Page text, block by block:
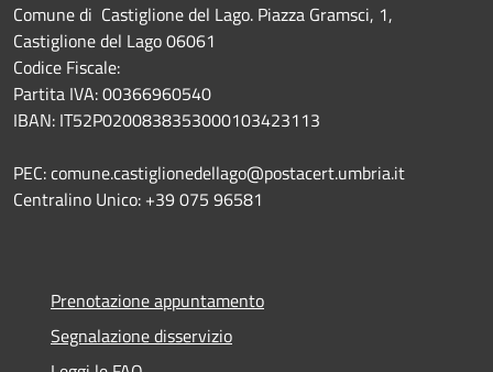
Comune di Castiglione del Lago. Piazza Gramsci, 1,
Castiglione del Lago 06061
Codice Fiscale:
Partita IVA: 00366960540
IBAN: IT52P0200838353000103423113
PEC: comune.castiglionedellago@postacert.umbria.it
Centralino Unico: +39 075 96581
Prenotazione appuntamento
Segnalazione disservizio